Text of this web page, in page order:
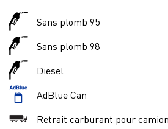
Sans plomb 95
Sans plomb 98
Diesel
AdBlue Can
Retrait carburant pour